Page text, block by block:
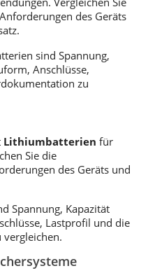
des Geräts
sind Spannung,
Anschlüsse,
zu
Lithiumbatterien für
Sie die
des Geräts und
Spannung, Kapazität
Lastprofil und die